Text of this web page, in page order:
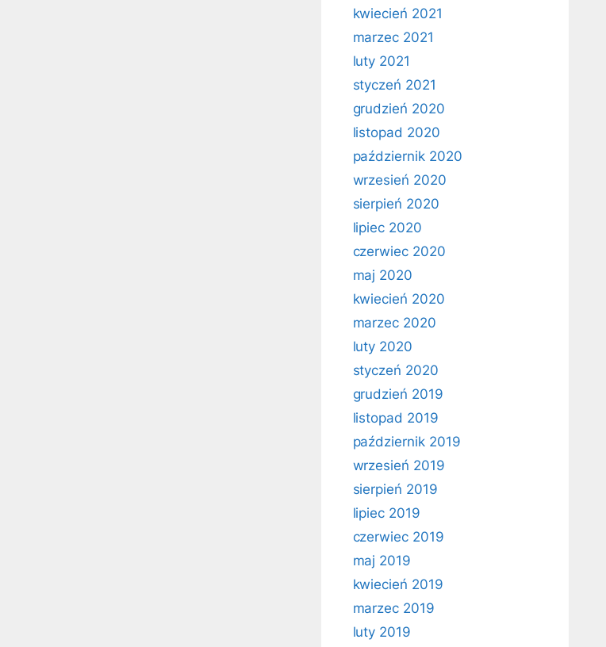
kwiecień 2021
marzec 2021
luty 2021
styczeń 2021
grudzień 2020
listopad 2020
październik 2020
wrzesień 2020
sierpień 2020
lipiec 2020
czerwiec 2020
maj 2020
kwiecień 2020
marzec 2020
luty 2020
styczeń 2020
grudzień 2019
listopad 2019
październik 2019
wrzesień 2019
sierpień 2019
lipiec 2019
czerwiec 2019
maj 2019
kwiecień 2019
marzec 2019
luty 2019